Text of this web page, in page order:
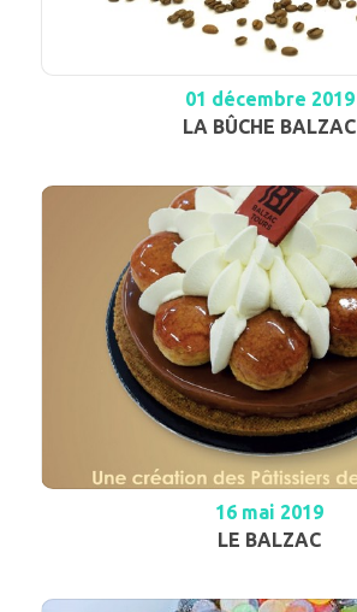
01 décembre 2019
LA BÛCHE BALZAC
16 mai 2019
LE BALZAC